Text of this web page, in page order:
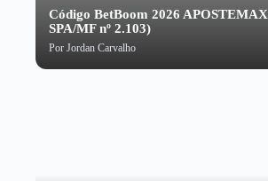
Código BetBoom 2026
SPA/MF nº 2.103)
Por Jordan Carvalho